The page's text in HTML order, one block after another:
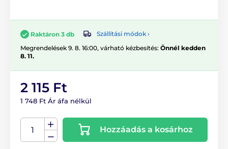
Raktáron 3 db
Szállítási módok ›
Megrendelések 9. 8. 16:00, várható kézbesítés: Önnél kedden
8. 11.
2 115 Ft
1 748 Ft Ár áfa nélkül
Hozzáadás a kosárhoz